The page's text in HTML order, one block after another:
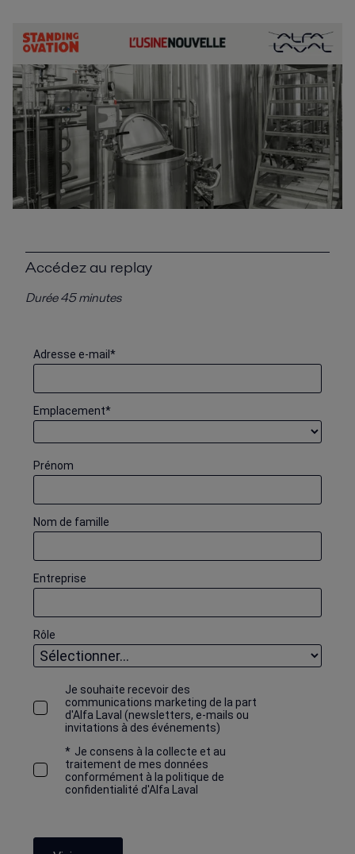
Accédez au replay
Durée 45 minutes
*
Adresse e-mail
*
Emplacement
Prénom
Nom de famille
Entreprise
Rôle
Je souhaite recevoir des
communications marketing de la part
d'Alfa Laval (newsletters, e-mails ou
invitations à des événements)
* Je consens à la collecte et au
traitement de mes données
conformément à la politique de
confidentialité d'Alfa Laval